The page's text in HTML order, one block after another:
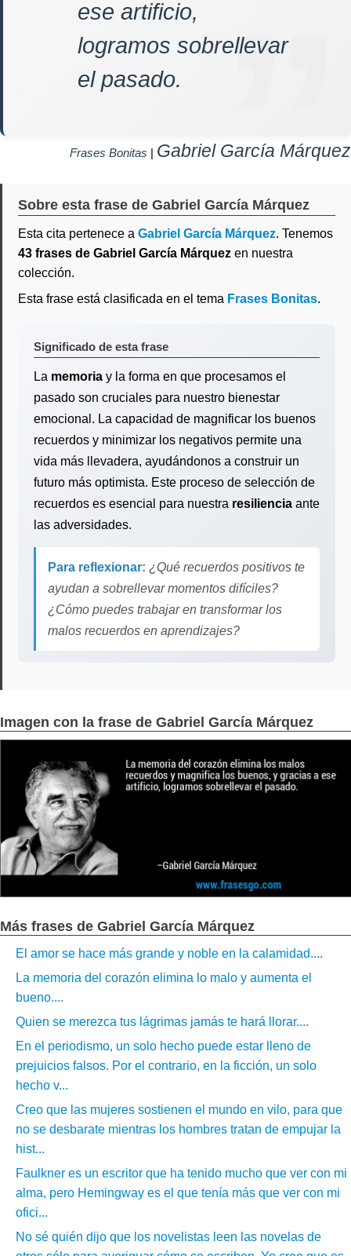
ese artificio,
logramos sobrellevar
el pasado.
Frases Bonitas | Gabriel García Márquez
Sobre esta frase de Gabriel García Márquez
Esta cita pertenece a Gabriel García Márquez. Tenemos
43 frases de Gabriel García Márquez en nuestra
colección.
Esta frase está clasificada en el tema Frases Bonitas.
Significado de esta frase
La memoria y la forma en que procesamos el
pasado son cruciales para nuestro bienestar
emocional. La capacidad de magnificar los buenos
recuerdos y minimizar los negativos permite una
vida más llevadera, ayudándonos a construir un
futuro más optimista. Este proceso de selección de
recuerdos es esencial para nuestra resiliencia ante
las adversidades.
Para reflexionar: ¿Qué recuerdos positivos te
ayudan a sobrellevar momentos difíciles?
¿Cómo puedes trabajar en transformar los
malos recuerdos en aprendizajes?
Imagen con la frase de Gabriel García Márquez
Más frases de Gabriel García Márquez
El amor se hace más grande y noble en la calamidad....
La memoria del corazón elimina lo malo y aumenta el
bueno....
Quien se merezca tus lágrimas jamás te hará llorar....
En el periodismo, un solo hecho puede estar lleno de
prejuicios falsos. Por el contrario, en la ficción, un solo
hecho v...
Creo que las mujeres sostienen el mundo en vilo, para que
no se desbarate mientras los hombres tratan de empujar la
hist...
Faulkner es un escritor que ha tenido mucho que ver con mi
alma, pero Hemingway es el que tenía más que ver con mi
ofici...
No sé quién dijo que los novelistas leen las novelas de